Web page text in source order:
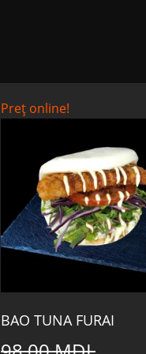
Preț online!
BAO TUNA FURAI